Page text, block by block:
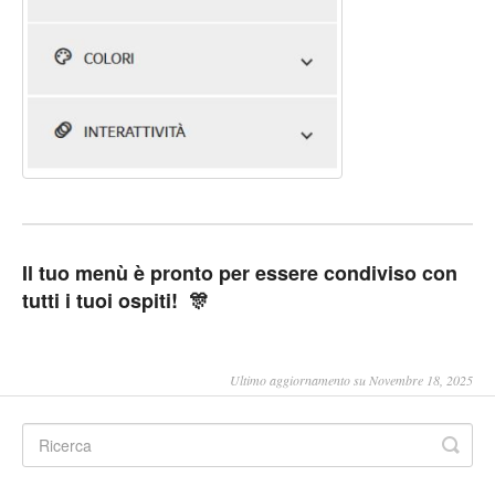
Il tuo menù è pronto per essere condiviso con
tutti i tuoi ospiti! 🎊
Ultimo aggiornamento su Novembre 18, 2025